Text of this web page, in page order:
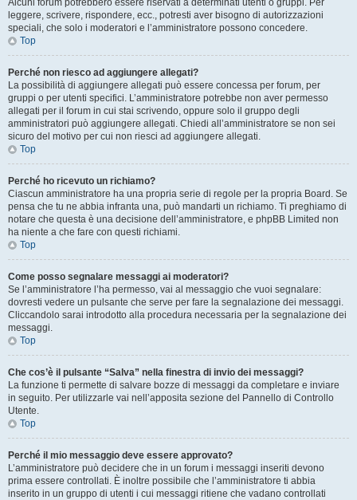
Alcuni forum potrebbero essere riservati a determinati utenti o gruppi. Per
leggere, scrivere, rispondere, ecc., potresti aver bisogno di autorizzazioni
speciali, che solo i moderatori e l’amministratore possono concedere.
Top
Perché non riesco ad aggiungere allegati?
La possibilità di aggiungere allegati può essere concessa per forum, per
gruppi o per utenti specifici. L’amministratore potrebbe non aver permesso
allegati per il forum in cui stai scrivendo, oppure solo il gruppo degli
amministratori può aggiungere allegati. Chiedi all’amministratore se non sei
sicuro del motivo per cui non riesci ad aggiungere allegati.
Top
Perché ho ricevuto un richiamo?
Ciascun amministratore ha una propria serie di regole per la propria Board. Se
pensa che tu ne abbia infranta una, può mandarti un richiamo. Ti preghiamo di
notare che questa è una decisione dell’amministratore, e phpBB Limited non
ha niente a che fare con questi richiami.
Top
Come posso segnalare messaggi ai moderatori?
Se l’amministratore l’ha permesso, vai al messaggio che vuoi segnalare:
dovresti vedere un pulsante che serve per fare la segnalazione dei messaggi.
Cliccandolo sarai introdotto alla procedura necessaria per la segnalazione dei
messaggi.
Top
Che cos’è il pulsante “Salva” nella finestra di invio dei messaggi?
La funzione ti permette di salvare bozze di messaggi da completare e inviare
in seguito. Per utilizzarle vai nell’apposita sezione del Pannello di Controllo
Utente.
Top
Perché il mio messaggio deve essere approvato?
L’amministratore può decidere che in un forum i messaggi inseriti devono
prima essere controllati. È inoltre possibile che l’amministratore ti abbia
inserito in un gruppo di utenti i cui messaggi ritiene che vadano controllati